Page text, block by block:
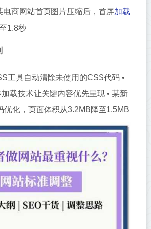
电商网站首页图片压缩后，首屏加载
1.8秒
工具自动清除未使用的CSS代码 •
载技术让关键内容优先呈现 • 某新
优化，页面体积从3.2MB降至1.5MB